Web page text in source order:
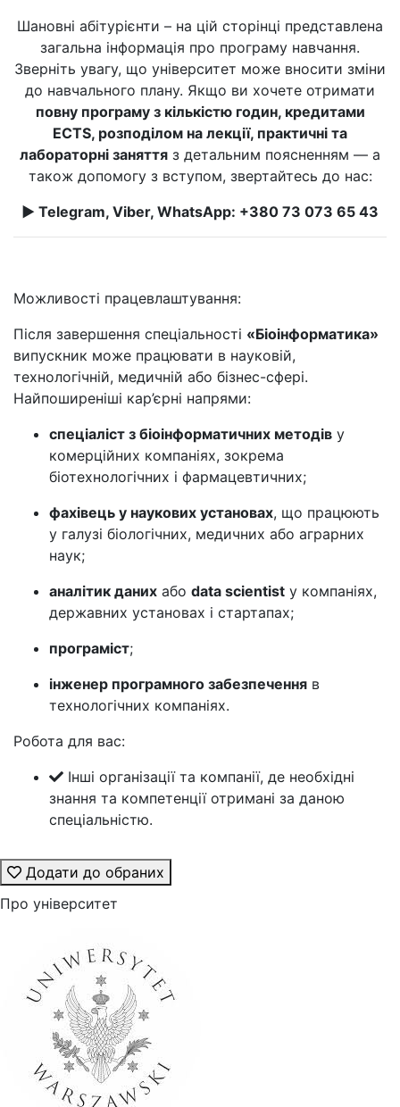
Шановні абітурієнти – на цій сторінці представлена
загальна інформація про програму навчання.
Зверніть увагу, що університет може вносити зміни
до навчального плану. Якщо ви хочете отримати
повну програму з кількістю годин, кредитами
ECTS, розподілом на лекції, практичні та
лабораторні заняття з детальним поясненням — а
також допомогу з вступом, звертайтесь до нас:
► Telegram, Viber, WhatsApp: +380 73 073 65 43
Можливості працевлаштування:
Після завершення спеціальності «Біоінформатика»
випускник може працювати в науковій,
технологічній, медичній або бізнес-сфері.
Найпоширеніші кар’єрні напрями:
спеціаліст з біоінформатичних методів у
комерційних компаніях, зокрема
біотехнологічних і фармацевтичних;
фахівець у наукових установах, що працюють
у галузі біологічних, медичних або аграрних
наук;
аналітик даних або data scientist у компаніях,
державних установах і стартапах;
програміст;
інженер програмного забезпечення в
технологічних компаніях.
Робота для вас:
Інші організації та компанії, де необхідні
знання та компетенції отримані за даною
спеціальністю.
Додати до обраних
Про університет